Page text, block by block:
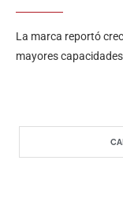
La marca reportó
mayores